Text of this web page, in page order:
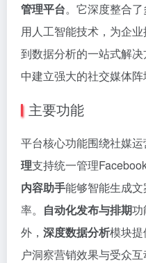
管理平台。它深度整合
用人工智能技术，为企
到数据分析的一站式解
中建立强大的社交媒体阵
主要功能
平台核心功能围绕社媒运
理支持统一管理
内容助手能够智能生成
率。 自动化发布与排期功
外， 深度数据分析模块
户洞察营销效果与受众互